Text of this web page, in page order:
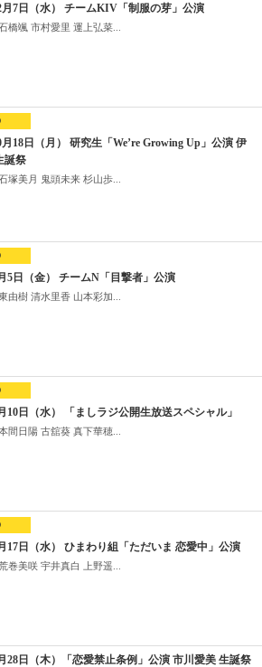
月7日（水） チームKIV「制服の芽」公演
橋颯 市村愛里 運上弘菜...
月18日（月） 研究生「We’re Growing Up」公演 伊
誕祭
塚美月 鬼頭未来 杉山歩...
5日（金） チームN「目撃者」公演
由樹 清水里香 山本彩加...
10日（水） 「ましラジ公開生放送スペシャル」
間日陽 古舘葵 真下華穂...
17日（水） ひまわり組「ただいま 恋愛中」公演
巻美咲 宇井真白 上野遥...
28日（木）「恋愛禁止条例」公演 市川愛美 生誕祭